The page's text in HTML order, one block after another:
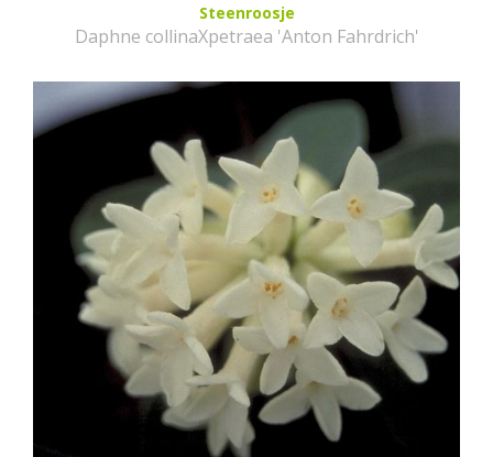
Steenroosje
Daphne collinaXpetraea 'Anton Fahrdrich'